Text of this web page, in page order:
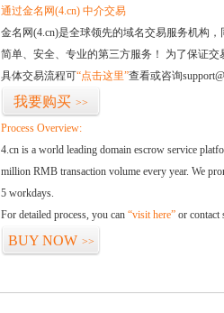
通过金名网(4.cn) 中介交易
金名网(4.cn)是全球领先的域名交易服务机构
简单、安全、专业的第三方服务！ 为了保证
具体交易流程可“点击这里”查看或咨询
我要购买 >>
Process Overview:
4.cn is a world leading domain escrow service
million RMB transaction volume every year. We
5 workdays.
For detailed process, you can “visit here” or contact
BUY NOW >>